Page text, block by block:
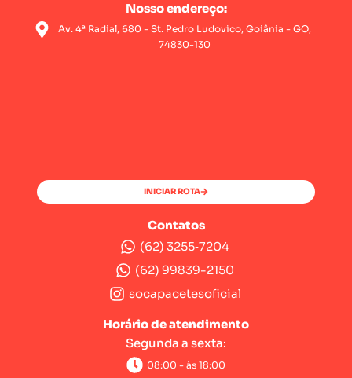
Nosso endereço:
Av. 4ª Radial, 680 - St. Pedro Ludovico, Goiânia - GO,
74830-130
INICIAR ROTA
Contatos
(62) 3255‑7204‬
(62) 99839-2150
socapacetesoficial
Horário de atendimento
Segunda a sexta:
08:00 - às 18:00